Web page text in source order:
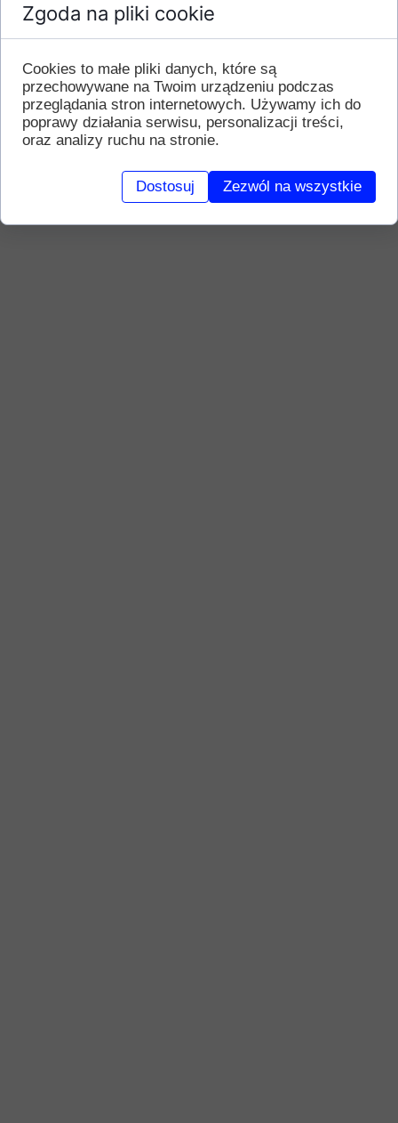
Zgoda na pliki cookie
Cookies to małe pliki danych, które są
przechowywane na Twoim urządzeniu podczas
przeglądania stron internetowych. Używamy ich do
poprawy działania serwisu, personalizacji treści,
oraz analizy ruchu na stronie.
Dostosuj Zezwól na wszystkie